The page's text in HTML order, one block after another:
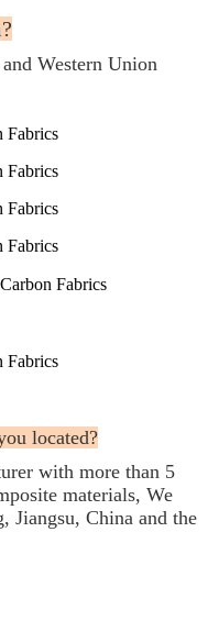
Western Union
located?
with more than 5
materials, We
Jiangsu, China and the